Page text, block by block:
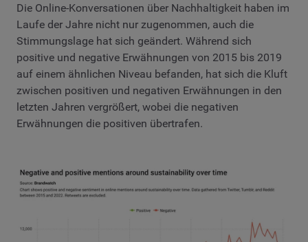
Die Online-Konversationen über Nachhaltigkeit haben im
Laufe der Jahre nicht nur zugenommen, auch die
Stimmungslage hat sich geändert. Während sich
positive und negative Erwähnungen von 2015 bis 2019
auf einem ähnlichen Niveau befanden, hat sich die Kluft
zwischen positiven und negativen Erwähnungen in den
letzten Jahren vergrößert, wobei die negativen
Erwähnungen die positiven übertrafen.